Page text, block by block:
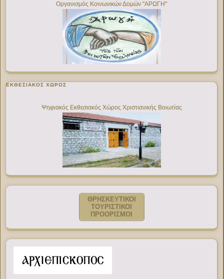
Οργανισμός Κοινωνικών Δομών "ΑΡΩΓΗ"
ΕΚΘΕΣΙΑΚΌΣ ΧΏΡΟΣ
Ψηφιακός Εκθεσιακός Χώρος Χριστιανικής Βοιωτίας
ΘΡΗΣΚΕΥΤΙΚΟΙ
ΤΟΥΡΙΣΤΙΚΟΙ
ΠΡΟΟΡΙΣΜΟΙ